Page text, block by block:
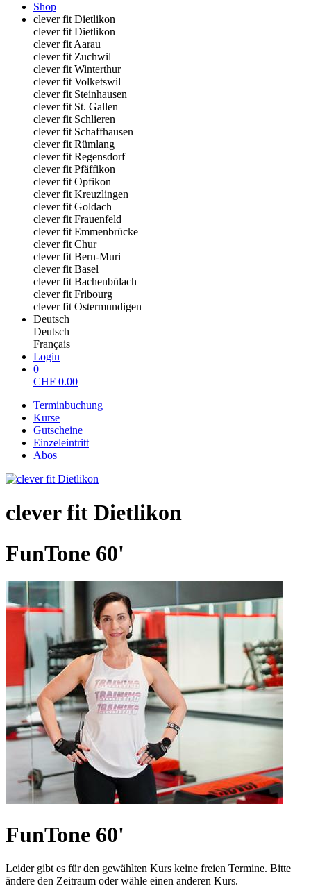
Shop
clever fit Dietlikon
clever fit Dietlikon
clever fit Aarau
clever fit Zuchwil
clever fit Winterthur
clever fit Volketswil
clever fit Steinhausen
clever fit St. Gallen
clever fit Schlieren
clever fit Schaffhausen
clever fit Rümlang
clever fit Regensdorf
clever fit Pfäffikon
clever fit Opfikon
clever fit Kreuzlingen
clever fit Goldach
clever fit Frauenfeld
clever fit Emmenbrücke
clever fit Chur
clever fit Bern-Muri
clever fit Basel
clever fit Bachenbülach
clever fit Fribourg
clever fit Ostermundigen
Deutsch
Deutsch
Français
Login
0
CHF 0.00
Terminbuchung
Kurse
Gutscheine
Einzeleintritt
Abos
clever fit Dietlikon
FunTone 60'
FunTone 60'
Leider gibt es für den gewählten Kurs keine freien Termine. Bitte
ändere den Zeitraum oder wähle einen anderen Kurs.